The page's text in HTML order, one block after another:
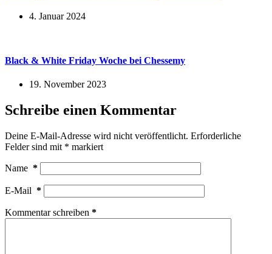
4. Januar 2024
Black & White Friday Woche bei Chessemy
19. November 2023
Schreibe einen Kommentar
Deine E-Mail-Adresse wird nicht veröffentlicht. Erforderliche
Felder sind mit * markiert
Name *
E-Mail *
Kommentar schreiben *